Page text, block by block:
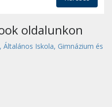
oldalunkon
Általános Iskola, Gimnázium és